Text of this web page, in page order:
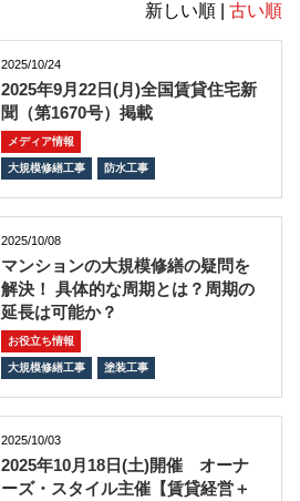
新しい順 | 古い順
2025/10/24
2025年9月22日(月)全国賃貸住宅新
聞（第1670号）掲載
メディア情報
大規模修繕工事 防水工事
2025/10/08
マンションの大規模修繕の疑問を
解決！ 具体的な周期とは？周期の
延長は可能か？
お役立ち情報
大規模修繕工事 塗装工事
2025/10/03
2025年10月18日(土)開催 オーナ
ーズ・スタイル主催【賃貸経営＋